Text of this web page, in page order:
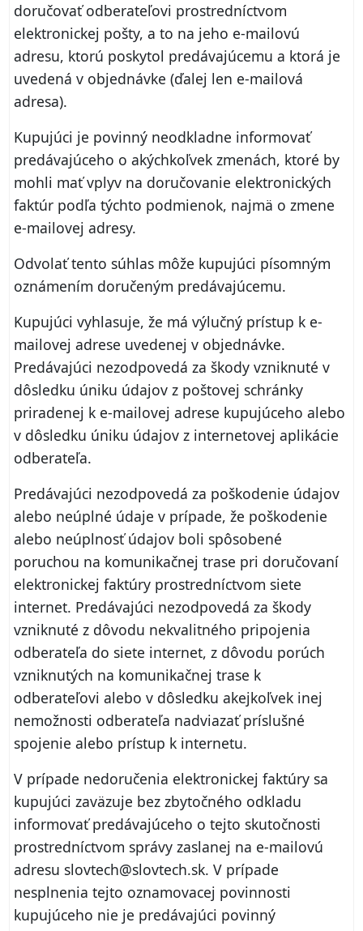
doručovať odberateľovi prostredníctvom
elektronickej pošty, a to na jeho e‑mailovú
adresu, ktorú poskytol predávajúcemu a ktorá je
uvedená v objednávke (ďalej len e‑mailová
adresa).
Kupujúci je povinný neodkladne informovať
predávajúceho o akýchkoľvek zmenách, ktoré by
mohli mať vplyv na doručovanie elektronických
faktúr podľa týchto podmienok, najmä o zmene
e‑mailovej adresy.
Odvolať tento súhlas môže kupujúci písomným
oznámením doručeným predávajúcemu.
Kupujúci vyhlasuje, že má výlučný prístup k e-
mailovej adrese uvedenej v objednávke.
Predávajúci nezodpovedá za škody vzniknuté v
dôsledku úniku údajov z poštovej schránky
priradenej k e‑mailovej adrese kupujúceho alebo
v dôsledku úniku údajov z internetovej aplikácie
odberateľa.
Predávajúci nezodpovedá za poškodenie údajov
alebo neúplné údaje v prípade, že poškodenie
alebo neúplnosť údajov boli spôsobené
poruchou na komunikačnej trase pri doručovaní
elektronickej faktúry prostredníctvom siete
internet. Predávajúci nezodpovedá za škody
vzniknuté z dôvodu nekvalitného pripojenia
odberateľa do siete internet, z dôvodu porúch
vzniknutých na komunikačnej trase k
odberateľovi alebo v dôsledku akejkoľvek inej
nemožnosti odberateľa nadviazať príslušné
spojenie alebo prístup k internetu.
V prípade nedoručenia elektronickej faktúry sa
kupujúci zaväzuje bez zbytočného odkladu
informovať predávajúceho o tejto skutočnosti
prostredníctvom správy zaslanej na e‑mailovú
adresu slovtech@slovtech.sk. V prípade
nesplnenia tejto oznamovacej povinnosti
kupujúceho nie je predávajúci povinný